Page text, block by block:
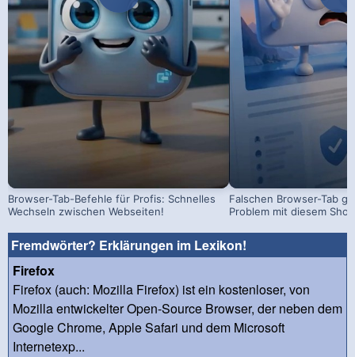
Browser-Tab-Befehle für Profis: Schnelles
Wechseln zwischen Webseiten!
Falschen Browser-Tab
Problem mit diesem
Fremdwörter? Erklärungen im Lexikon!
Firefox
Firefox (auch: Mozilla Firefox) ist ein kostenloser, von
Mozilla entwickelter Open-Source Browser, der neben dem
Google Chrome, Apple Safari und dem Microsoft
Internetexp...